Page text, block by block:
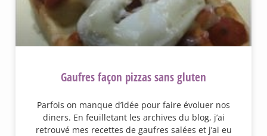
Gaufres façon pizzas sans gluten
Parfois on manque d’idée pour faire évoluer nos
diners. En feuilletant les archives du blog, j’ai
retrouvé mes recettes de gaufres salées et j’ai eu